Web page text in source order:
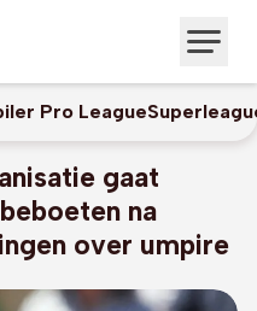
Pro League
gaat
na
over umpire